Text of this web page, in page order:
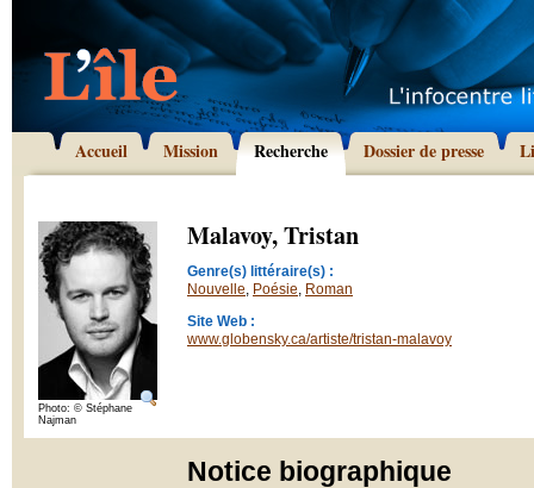
Accueil Mission Recherche Dossier de presse
Photo: © Stéphane
Najman
Malavoy, Tristan
Genre(s) littéraire(s) :
Nouvelle, Poésie, Roman
Site Web :
www.globensky.ca/artiste/tristan-malavoy
Notice biographique